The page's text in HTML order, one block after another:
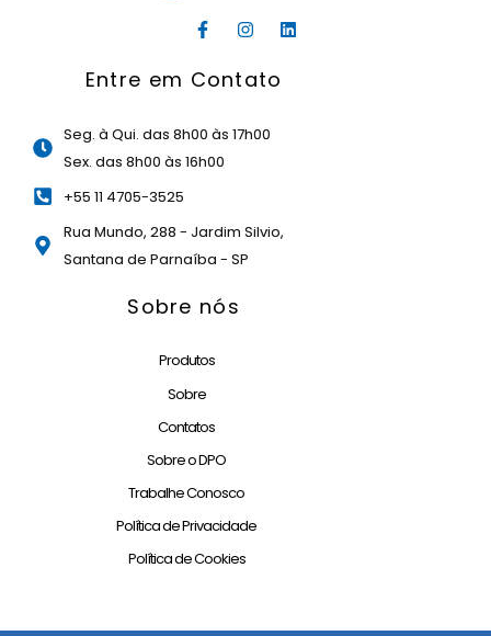
F
a
e
o
-
I
n
t
r
L
i
Entre em Contato
Seg. à Qui. das 8h00 às 17h00
Sex. das 8h00 às 16h00
+55 11 4705-3525
Rua Mundo, 288 - Jardim Silvio,
Santana de Parnaíba - SP
Sobre nós
Produtos
Sobre
Contatos
Sobre o DPO
Trabalhe Conosco
Política de Privacidade
Política de Cookies